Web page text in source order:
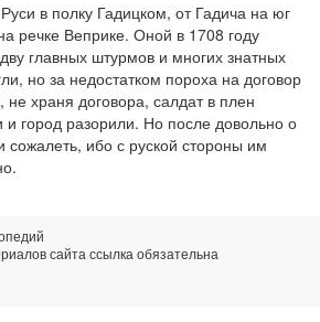
в полку Гадицком, от Гадича на юг
речке Веприке. Оной в 1708 году
главных штурмов и многих знатных
но за недостатком пороха на договор
храня договора, салдат в плен
и город разорили. Но после довольно о
ибо с руской стороны им
сайта ссылка обязательна